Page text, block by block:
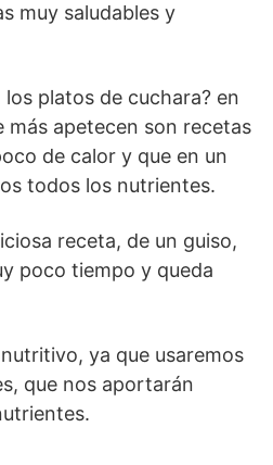
muy saludables y
platos de cuchara? en
más apetecen son recetas
de calor y que en un
todos los nutrientes.
receta, de un guiso,
poco tiempo y queda
ya que usaremos
que nos aportarán